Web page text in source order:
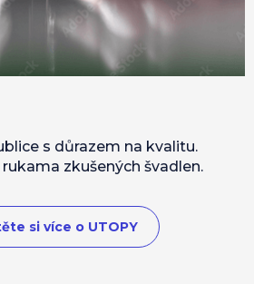
s důrazem na kvalitu.
zkušených švadlen.
si více o UTOPY